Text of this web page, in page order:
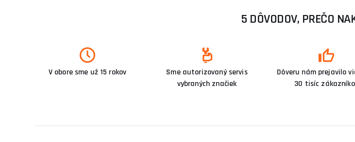
5 DÔVODOV, PREČO
V obore sme už 15 rokov
Sme autorizovaný servis
vybraných značiek
Dôveru nám prejavilo
30 tisíc